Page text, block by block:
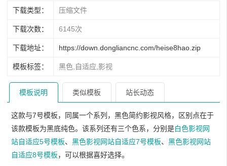
下载类型： 压缩文件
下载次数： 6145次
下载地址： https://down.dongliancnc.com/heise8hao.zip
模板标签： 黑色,自适应,影视
模板说明 类似模板 站长动态
这款与7号模板，同属一个系列，黑色简约影视风格，区别点在于
该款模板为黑底纯色。该系列还有三个色系，分别是白色影视网
站自适应5号模板、 黑色影视网站自适应7号模板、 黑色影视网站
自适应8号模板，可以根据喜好选择。